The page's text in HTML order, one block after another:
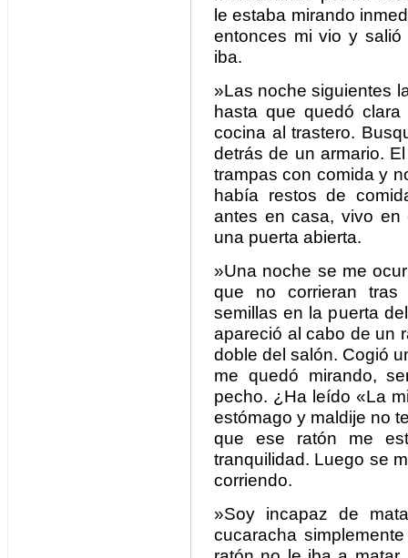
le estaba mirando
entonces mi vio y
iba.
»Las noche siguientes
hasta que quedó
cocina al trastero.
detrás de un armario.
trampas con comida y
había restos de
antes en casa, vivo en
una puerta abierta.
»Una noche se me
que no corrieran
semillas en la puerta
apareció al cabo de un
doble del salón. Cogió
me quedó mirando,
pecho. ¿Ha leído «La
estómago y maldije no
que ese ratón me
tranquilidad. Luego se
corriendo.
»Soy incapaz de
cucaracha